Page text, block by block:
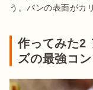
う。パンの表面がカ
作ってみた2
ズの最強コ